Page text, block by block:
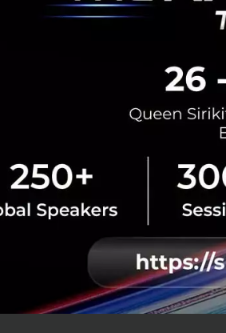
Sophia Kianni เป็นนักเคลื่อนไหวชา
นโยบายสุขภาพที่มหาวิทยาลัยสแตนฟ
Cardinals ซึ่งเป็นองค์กรไม่แสวงผลก
ประเทศ ซึ่งทำงานเพื่อแปลข้อมูลสภา
ในฐานะสมาชิกที่อายุน้อยที่สุดในกา
เปลี่ยนแปลงสภาพภูมิอากาศ เธอดำร
Times, World Economic Forum,
Lung Association
3. Peter Vesterbacka